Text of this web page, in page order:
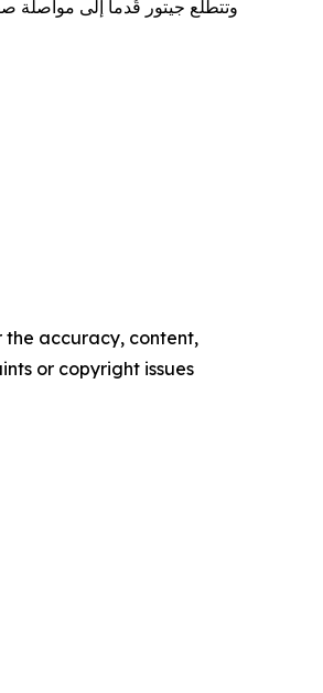
the accuracy, content,
or copyright issues